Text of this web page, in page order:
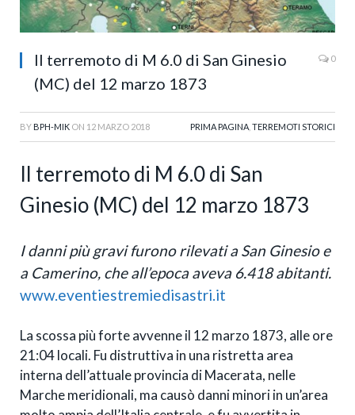
Il terremoto di M 6.0 di San Ginesio
(MC) del 12 marzo 1873
0
BY BPH-MIK ON 12 MARZO 2018 PRIMA PAGINA TERREMOTI STORICI
Il terremoto di M 6.0 di San
Ginesio (MC) del 12 marzo 1873
I danni più gravi furono rilevati a San Ginesio e
a Camerino, che all’epoca aveva 6.418 abitanti.
www.eventiestremiedisastri.it
La scossa più forte avvenne il 12 marzo 1873, alle ore
21:04 locali. Fu distruttiva in una ristretta area
interna dell’attuale provincia di Macerata, nelle
Marche meridionali, ma causò danni minori in un’area